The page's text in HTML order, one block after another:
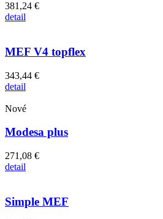
381,24 €
detail
MEF V4 topflex
343,44 €
detail
Nové
Modesa plus
271,08 €
detail
Simple MEF